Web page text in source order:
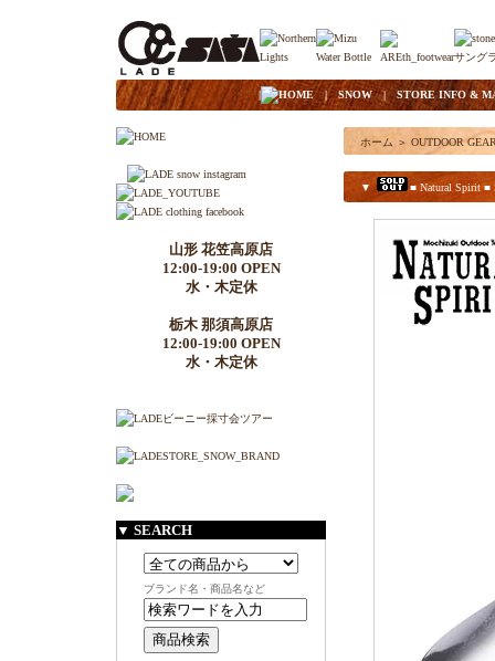
| HOME|SNOW| STORE INFO &
山形 花笠高原店
12:00-19:00 OPEN
水・木定休
栃木 那須高原店
12:00-19:00 OPEN
水・木定休
▼ SEARCH
ブランド名・商品名など
ホーム ＞ OUTDOOR
▼ ■ Natural Spirit ■